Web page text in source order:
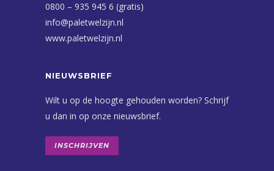
0800 – 935 945 6 (gratis)
info@paletwelzijn.nl
www.paletwelzijn.nl
NIEUWSBRIEF
Wilt u op de hoogte gehouden worden? Schrijf
u dan in op onze nieuwsbrief.
INSCHRIJVEN